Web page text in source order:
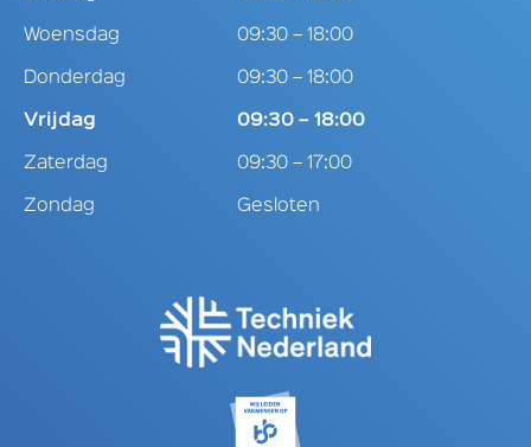
Woensdag 09:30 – 18:00
Donderdag 09:30 – 18:00
Vrijdag 09:30 – 18:00
Zaterdag 09:30 – 17:00
Zondag Gesloten